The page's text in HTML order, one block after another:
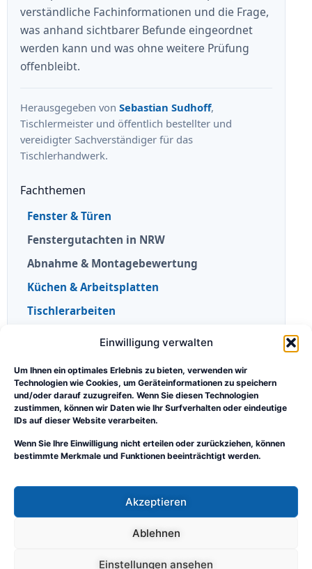
Einwilligung verwalten
Um Ihnen ein optimales Erlebnis zu bieten, verwenden wir
Technologien wie Cookies, um Geräteinformationen zu speichern
und/oder darauf zuzugreifen. Wenn Sie diesen Technologien
zustimmen, können wir Daten wie Ihr Surfverhalten oder eindeutige
IDs auf dieser Website verarbeiten.
Wenn Sie Ihre Einwilligung nicht erteilen oder zurückziehen, können
bestimmte Merkmale und Funktionen beeinträchtigt werden.
Akzeptieren
Ablehnen
Einstellungen ansehen
verständliche Fachinformationen und die Frage,
was anhand sichtbarer Befunde eingeordnet
werden kann und was ohne weitere Prüfung
offenbleibt.
Herausgegeben von Sebastian Sudhoff,
Tischlermeister und öffentlich bestellter und
vereidigter Sachverständiger für das
Tischlerhandwerk.
Fachthemen
Fenster & Türen
Fenstergutachten in NRW
Abnahme & Montagebewertung
Küchen & Arbeitsplatten
Tischlerarbeiten
Portal & Orientierung
Praxisberichte
Wissen & Orientierung
Rolle und Grenzen des Sachverständigen
Sebastian Sudhoff
Kontakt